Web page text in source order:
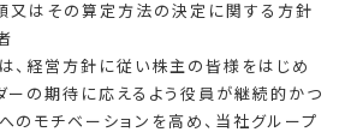
又はその算定方法の決定に関する方針
、経営方針に従い株主の皆様をはじめ
ーの期待に応えるよう役員が継続的かつ
のモチベーションを高め、当社グループ